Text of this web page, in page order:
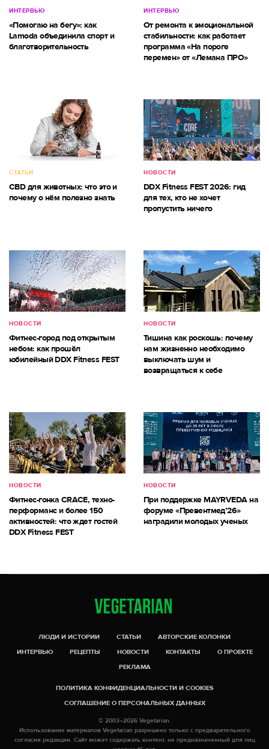
ИНТЕРВЬЮ
«Помогаю на бегу»: как
Lamoda объединила спорт и
благотворительность
ИНТЕРВЬЮ
От ремонта к эмоциональной
стабильности: как работает
программа «На пороге
перемен» от «Лемана ПРО»
СТАТЬИ
CBD для животных: что это и
почему о нём полезно знать
НОВОСТИ
DDX Fitness FEST 2026: гид
для тех, кто не хочет
пропустить ничего
НОВОСТИ
Фитнес-город под открытым
небом: как прошёл
юбилейный DDX Fitness FEST
НОВОСТИ
Тишина как роскошь: почему
нам жизненно необходимо
выключать шум и
возвращаться к себе
НОВОСТИ
Фитнес-гонка CRACE, техно-
перформанс и более 150
активностей: что ждет гостей
DDX Fitness FEST
НОВОСТИ
При поддержке MAYRVEDA на
форуме «Превентмед’26»
наградили молодых ученых
ЛЮДИ И ИСТОРИИ СТАТЬИ
АВТОРСКИЕ КОЛОНКИ
ИНТЕРВЬЮ
РЕЦЕПТЫ НОВОСТИ КОНТАКТЫ
О ПРОЕКТЕ
РЕКЛАМА
ПОЛИТИКА КОНФИДЕНЦИАЛЬНОСТИ И COOKIES
СОГЛАШЕНИЕ О ПЕРСОНАЛЬНЫХ ДАННЫХ
© 2003–2026 Vegetarian.
Использование материалов Vegetarian разрешено только с предварительного
согласия редакции. Сайт может содержать контент, не предназначенный для лиц